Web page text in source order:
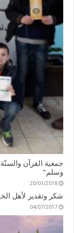
جمعية القرآن
وسلم”
20/01/2018
شكر وتقدير لأهل
04/07/2017